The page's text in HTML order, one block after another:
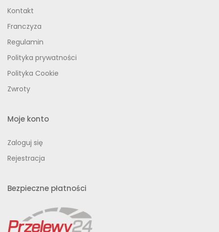
Kontakt
Franczyza
Regulamin
Polityka prywatności
Polityka Cookie
Zwroty
Moje konto
Zaloguj się
Rejestracja
Bezpieczne płatności